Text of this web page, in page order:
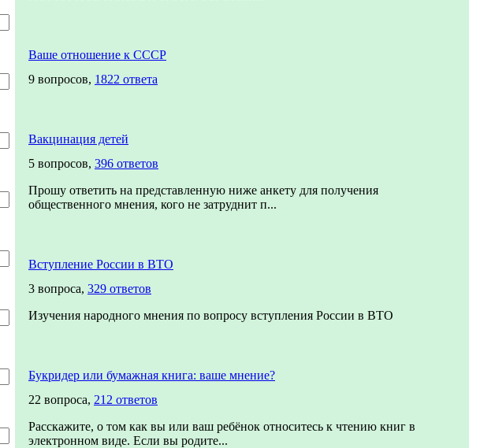
Ваше отношение к СССР
9 вопросов, 1822 ответа
Вакцинация детей
5 вопросов, 396 ответов
Прошу ответить на представленную ниже анкету для получения
общественного мнения, кого не затруднит п...
Вступление России в ВТО
3 вопроса, 329 ответов
Изучения народного мнения по вопросу вступления России в ВТО
Букридер или бумажная книга: ваше мнение?
22 вопроса, 212 ответов
Расскажите, о том как вы или ваш ребёнок относитесь к чтению книг в
электронном виде. Если вы родите...